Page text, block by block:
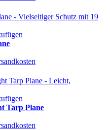
Tarp Plane